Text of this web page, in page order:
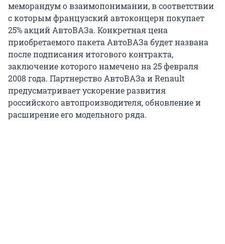
меморандум о взаимопонимании, в соответствии
с которым французский автоконцерн покупает
25% акций АвтоВАЗа. Конкретная цена
приобретаемого пакета АвтоВАЗа будет названа
после подписания итогового контракта,
заключение которого намечено на 25 февраля
2008 года. Партнерство АвтоВАЗа и Renault
предусматривает ускорение развития
российского автопроизводителя, обновление и
расширение его модельного ряда.